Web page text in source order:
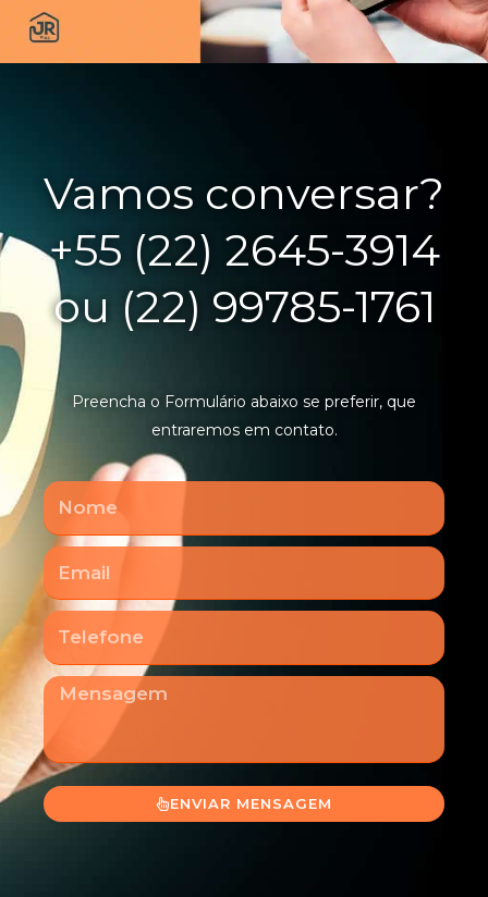
Vamos conversar?
+55 (22) 2645-3914
ou (22) 99785-1761
Preencha o Formulário abaixo se preferir, que
entraremos em contato.
Nome
Email
Telefone
Mensagem
ENVIAR MENSAGEM